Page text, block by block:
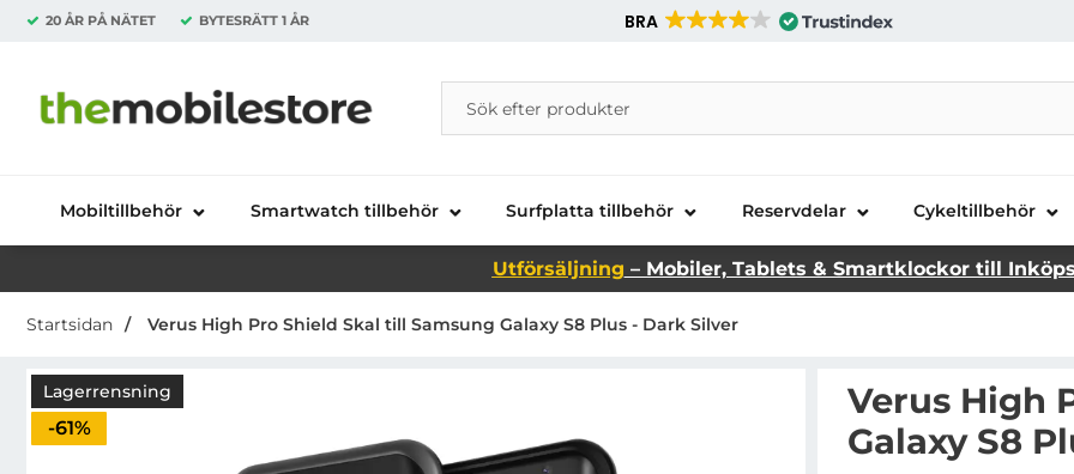
20 ÅR PÅ NÄTET BYTESRÄTT 1 ÅR BRA
Startsidan för Danira Telecom AB
Sök
Sök på Danira Telecom AB
Mobiltillbehör Smartwatch tillbehör Surfplatta tillbehör Reservdelar Cykeltillbehör
Utförsäljning – Mobiler, Tablets & Smartklockor till
Startsidan Verus High Pro Shield Skal till Samsung Galaxy S8 Plus - Dark Silver
Lagerrensning
Priset är nedsatt med
-61%
Verus High
Galaxy S8